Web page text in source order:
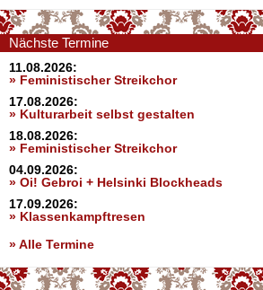
Nächste Termine
11.08.2026:
» Feministischer Streikchor
17.08.2026:
» Kulturarbeit selbst gestalten
18.08.2026:
» Feministischer Streikchor
04.09.2026:
» Oi! Gebroi + Helsinki Blockheads
17.09.2026:
» Klassenkampftresen
» Alle Termine